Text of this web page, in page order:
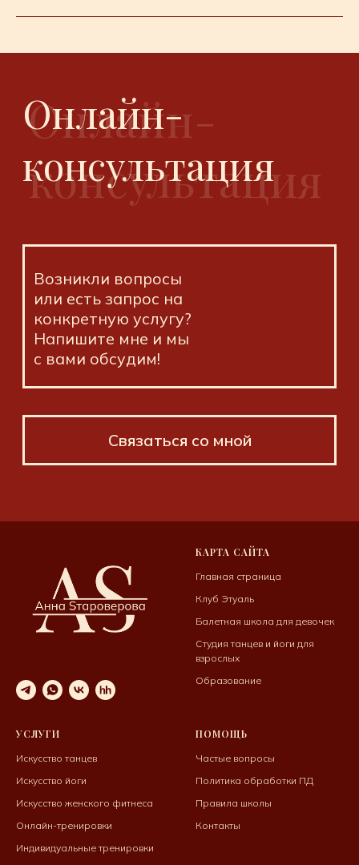
или есть запрос на
КАРТА САЙТА
Главная страница
Клуб Этуаль
Балетная школа для девочек
Студия танцев и йоги для
взрослых
Образование
УСЛУГИ
Искусство танцев
Искусство йоги
Искусство женского фитнеса
Онлайн-тренировки
Индивидуальные тренировки
ПОМОЩЬ
Частые вопросы
Политика обработки ПД
Правила школы
Контакты